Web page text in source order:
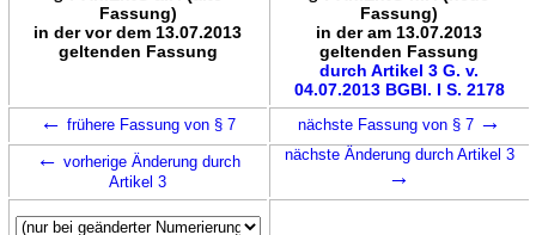
Fassung)
in der vor dem 13.07.2013
geltenden Fassung
Fassung)
in der am 13.07.2013
geltenden Fassung
durch Artikel 3 G. v.
04.07.2013 BGBl. I S. 2178
← frühere Fassung von § 7 nächste Fassung von § 7 →
← vorherige Änderung durch
Artikel 3
nächste Änderung durch Artikel 3
→